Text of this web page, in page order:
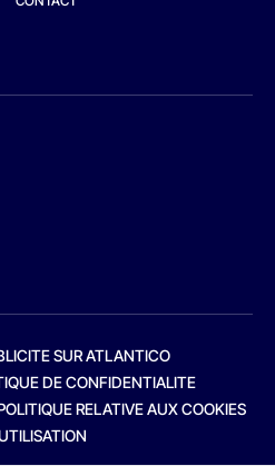
SUR ATLANTICO
DE CONFIDENTIALITE
RELATIVE AUX COOKIES